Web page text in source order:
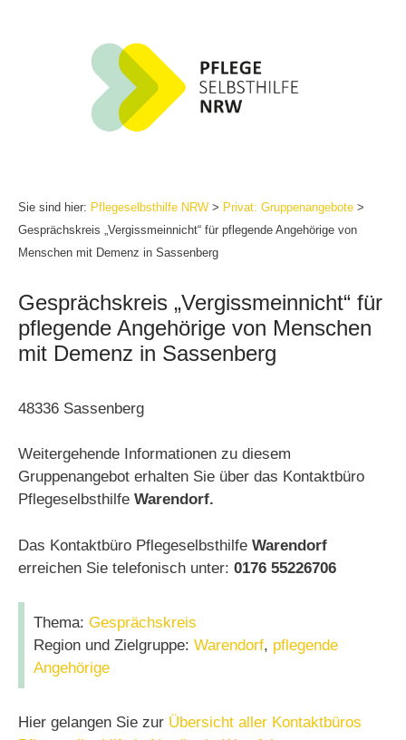
Sie sind hier: Pflegeselbsthilfe NRW > Privat: Gruppenangebote >
Gesprächskreis „Vergissmeinnicht“ für pflegende Angehörige von
Menschen mit Demenz in Sassenberg
Gesprächskreis „Vergissmeinnicht“ für
pflegende Angehörige von Menschen
mit Demenz in Sassenberg
48336 Sassenberg
Weitergehende Informationen zu diesem
Gruppenangebot erhalten Sie über das Kontaktbüro
Pflegeselbsthilfe Warendorf.
Das Kontaktbüro Pflegeselbsthilfe Warendorf
erreichen Sie telefonisch unter: 0176 55226706
Thema: Gesprächskreis
Region und Zielgruppe: Warendorf, pflegende
Angehörige
Hier gelangen Sie zur Übersicht aller Kontaktbüros